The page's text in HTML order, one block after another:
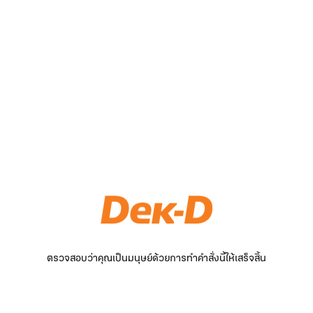
ตรวจสอบว่าคุณเป็นมนุษย์ด้วยการทำคำสั่งนี้ให้เสร็จสิ้น